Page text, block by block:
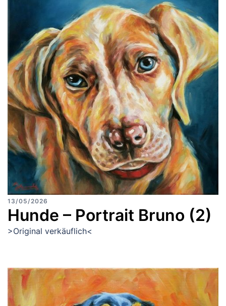
13/05/2026
Hunde – Portrait Bruno (2)
>Original verkäuflich<